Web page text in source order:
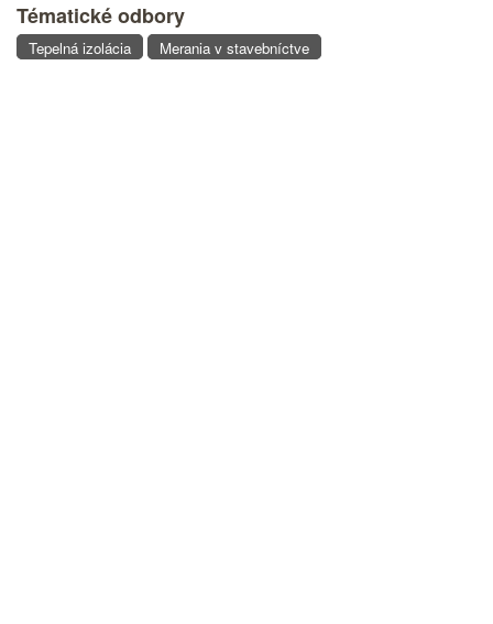
Tématické odbory
Tepelná izolácia Merania v stavebníctve